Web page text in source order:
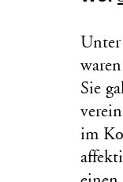
Sie
im